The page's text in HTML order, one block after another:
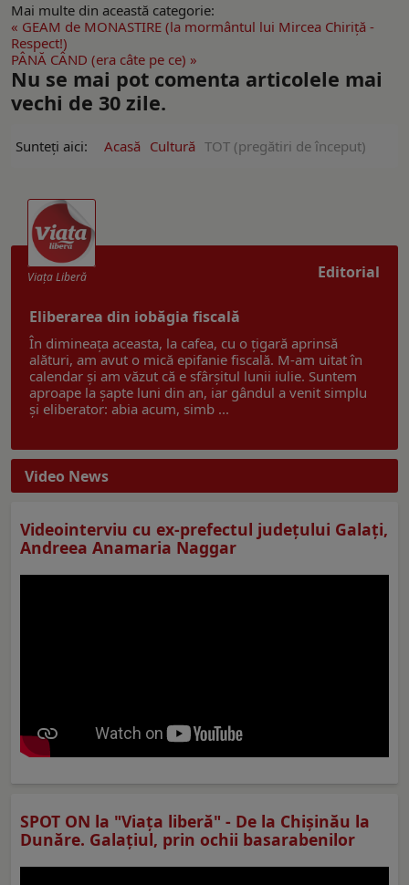
Mai multe din această categorie:
« GEAM de MONASTIRE (la mormântul lui Mircea Chiriță -
Respect!)
PÂNĂ CÂND (era câte pe ce) »
Nu se mai pot comenta articolele mai
vechi de 30 zile.
Sunteți aici: Acasă Cultură TOT (pregătiri de început)
Editorial
Viaţa Liberă
Eliberarea din iobăgia fiscală
În dimineața aceasta, la cafea, cu o țigară aprinsă
alături, am avut o mică epifanie fiscală. M-am uitat în
calendar și am văzut că e sfârșitul lunii iulie. Suntem
aproape la șapte luni din an, iar gândul a venit simplu
și eliberator: abia acum, simb ...
Video News
Videointerviu cu ex-prefectul judeţului Galaţi,
Andreea Anamaria Naggar
SPOT ON la "Viaţa liberă" - De la Chișinău la
Dunăre. Galațiul, prin ochii basarabenilor